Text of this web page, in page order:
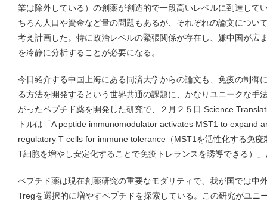
業は除外している）の創薬が創造的で一段高いレベルに到達して
ちろん人口や資金など量の問題もあるが、それぞれの論文につい
考え計画した。特に政治レベルの緊張関係が存在し、嫌中国が広
を冷静に分析することが必要になる。
今日紹介する中国上海にある同済大学からの論文も、免疫の制御
る方法を開発するという世界共通の課題に、かなりユニークな手
がったペプチド薬を開発した研究で、２月２５日 Science
トルは「A peptide immunomodulator activates MST1 to expand
regulatory T cells for immune tolerance（MST1を活性化する免疫
T細胞を増やし安定化することで免疫トレランスを誘導できる）」
ペプチド薬は現在創薬研究の重要なモダリティで、我が国では中
Tregを選択的に増やすペプチドを探索している。この研究がユニ